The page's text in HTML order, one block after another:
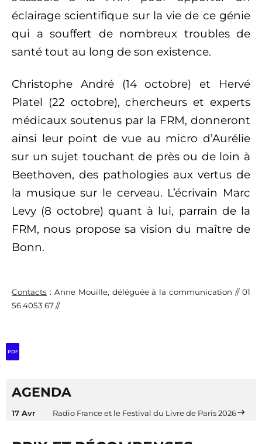
éclairage scientifique sur la vie de ce génie
qui a souffert de nombreux troubles de
santé tout au long de son existence.
Christophe André (14 octobre) et Hervé
Platel (22 octobre), chercheurs et experts
médicaux soutenus par la FRM, donneront
ainsi leur point de vue au micro d’Aurélie
sur un sujet touchant de près ou de loin à
Beethoven, des pathologies aux vertus de
la musique sur le cerveau. L’écrivain Marc
Levy (8 octobre) quant à lui, parrain de la
FRM, nous propose sa vision du maître de
Bonn.
Contacts : Anne Mouille, déléguée à la communication // 01
56 4053 67 //
PDF
AGENDA
17 Avr Radio France et le Festival du Livre de Paris 2026